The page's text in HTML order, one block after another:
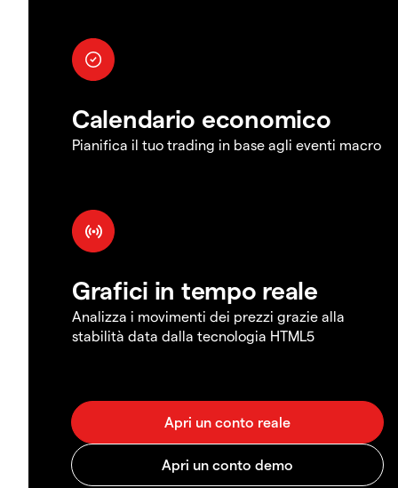
Calendario economico
Pianifica il tuo trading in base agli eventi macro
Grafici in tempo reale
Analizza i movimenti dei prezzi grazie alla
stabilità data dalla tecnologia HTML5